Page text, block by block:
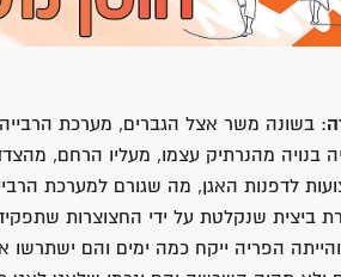
: בשונה משר אצל הגברים, מערכת
בנויה מהנרתיק עצמו, מעליו הרחם,
ביצית שנקלטת על ידי החצוצרות
הפריה ייקח כמה ימים והם